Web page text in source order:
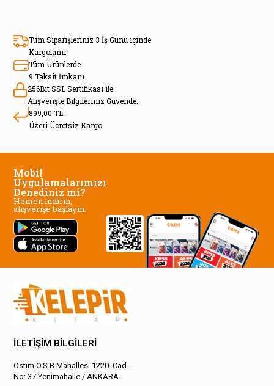
Tüm Siparişleriniz 3 İş Günü içinde
Kargolanır
Tüm Ürünlerde
9 Taksit İmkanı
256Bit SSL Sertifikası ile
Alışverişte Bilgileriniz Güvende.
899,00 TL.
Üzeri Ücretsiz Kargo
Mobil
Uygulamalarımızı
Denediniz mi?
Hemen indirin,
alışverişe başlayın.
İLETİŞİM BİLGİLERİ
Ostim O.S.B Mahallesi 1220. Cad.
No: 37 Yenimahalle / ANKARA